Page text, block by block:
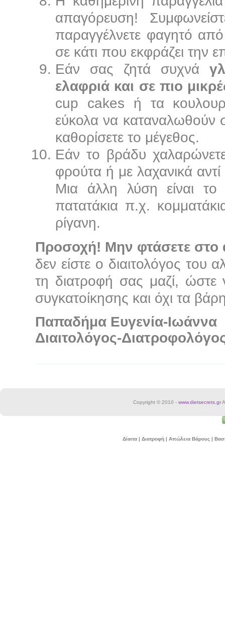
απαγόρευση!
παραγγέλνετε φαγητό
σε κάτι που εκφράζει την
Εάν σας ζητά συχνά
ελαφριά και σε πιο
cup cakes ή τα
εύκολα να καταναλωθούν
καθορίσετε το μέγεθος.
Εάν το βράδυ
φρούτα ή με λαχανικά
Μια άλλη λύση είναι το
πατατάκια π.χ.
ρίγανη.
Προσοχή! Μην φτάσετε στο
δεν είστε ο διαιτολόγος του
τη διατροφή σας μαζί, ώστε
συγκατοίκησης και όχι τα
Παπαδήμα Ευγενία-Ιωάννα
Διαιτολόγος-
Copyright © 2010 - www.dietsecrets.gr
Δίαιτα | Διατροφή | Απώλεια Βάρους |